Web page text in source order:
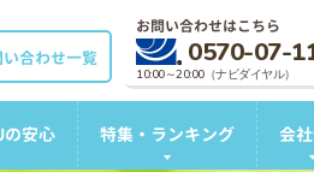
お問い合わせはこちら
0570-07-
10:00～20:00（ナビダイヤル）
い合わせ一覧
安心 特集・ランキング 会